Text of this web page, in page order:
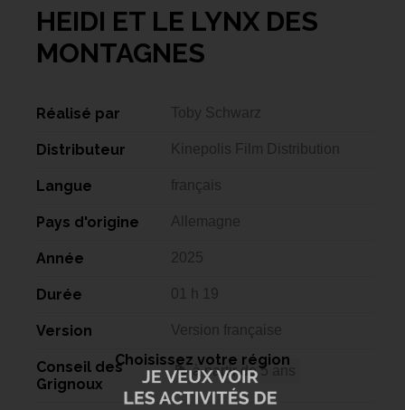
HEIDI ET LE LYNX DES
MONTAGNES
Réalisé par Toby Schwarz
Distributeur Kinepolis Film Distribution
Langue français
Pays d'origine Allemagne
Année 2025
Durée 01 h 19
Version Version française
Conseil des
Grignoux
à partir de 5 ans
Choisissez votre région